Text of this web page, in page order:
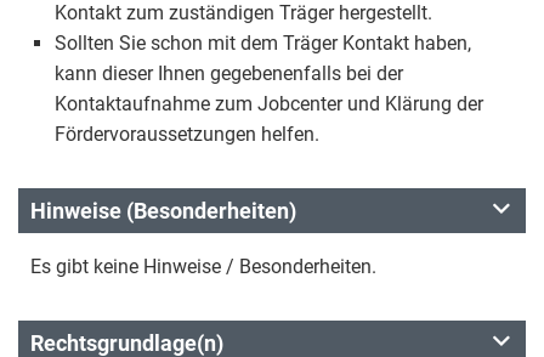
Kontakt zum zuständigen Träger hergestellt.
Sollten Sie schon mit dem Träger Kontakt haben,
kann dieser Ihnen gegebenenfalls bei der
Kontaktaufnahme zum Jobcenter und Klärung der
Fördervoraussetzungen helfen.
Hinweise (Besonderheiten)
Es gibt keine Hinweise / Besonderheiten.
Rechtsgrundlage(n)